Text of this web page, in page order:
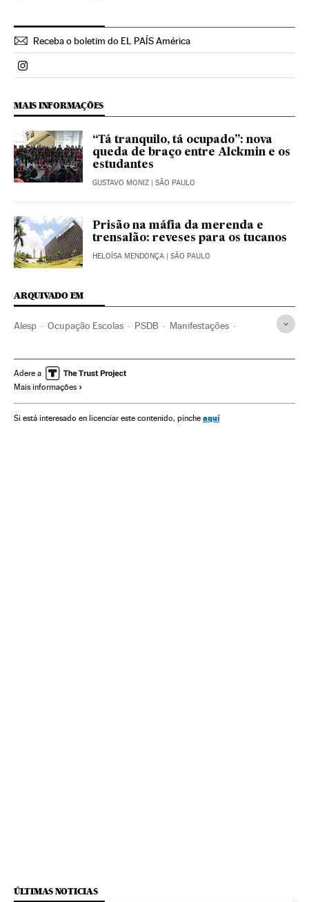
Receba o boletim do EL PAÍS América
Politica El País Brasil en Instagram
MAIS INFORMAÇÕES
“Tá tranquilo, tá ocupado”: nova
queda de braço entre Alckmin e os
estudantes
GUSTAVO MONIZ | SÃO PAULO
Prisão na máfia da merenda e
trensalão: reveses para os tucanos
HELOÍSA MENDONÇA | SÃO PAULO
ARQUIVADO EM
Alesp Ocupação Escolas PSDB Manifestações
Geraldo Alckmin Protestos sociais
Reformas políticas
Mal-estar social Governadores Parlamento
Adere a
Mais informações
Si está interesado en licenciar este contenido, pinche aquí
ÚLTIMAS NOTICIAS